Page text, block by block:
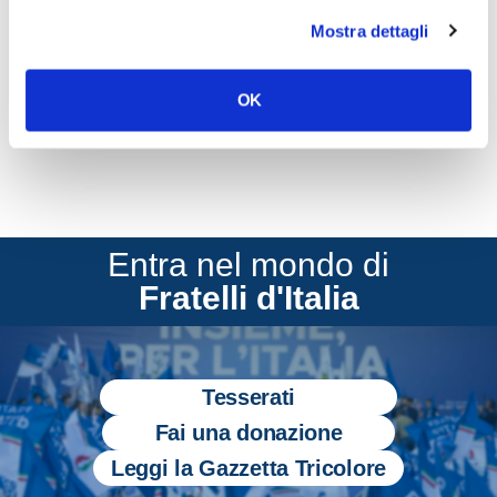
Mostra dettagli
OK
CONDIVIDI
Entra nel mondo di
Fratelli d'Italia
Tesserati
Fai una donazione
Leggi la Gazzetta Tricolore